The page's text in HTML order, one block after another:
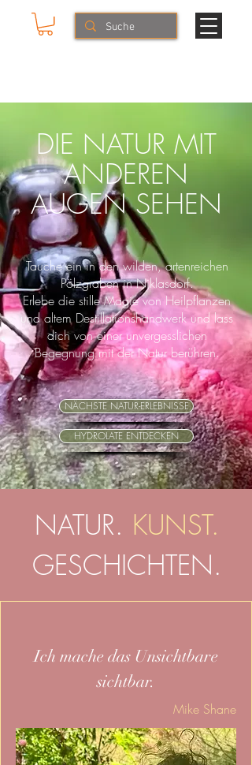
DIE NATUR MIT
ANDEREN
AUGEN SEHEN
NÄCHSTE NATUR-ERLEBNISSE
HYDROLATE ENTDECKEN
Tauche ein in den wilden,artenreichen
Pölzgraben in Niklasdorf.
Erlebe die stille Magie von Heilpflanzen
und altem Destillationshandwerk und lass
dich von einer unvergesslichen
Begegnung mit der Natur berühren.
NATUR. KUNST.
GESCHICHTEN.
Ich mache das Unsichtbare
sichtbar.
Mike Shane